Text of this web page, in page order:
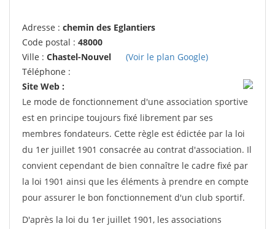
Adresse : chemin des Eglantiers
Code postal : 48000
Ville : Chastel-Nouvel
(Voir le plan Google)
Téléphone :
Site Web :
Le mode de fonctionnement d'une association sportive
est en principe toujours fixé librement par ses
membres fondateurs. Cette règle est édictée par la loi
du 1er juillet 1901 consacrée au contrat d'association. Il
convient cependant de bien connaître le cadre fixé par
la loi 1901 ainsi que les éléments à prendre en compte
pour assurer le bon fonctionnement d'un club sportif.
D'après la loi du 1er juillet 1901, les associations